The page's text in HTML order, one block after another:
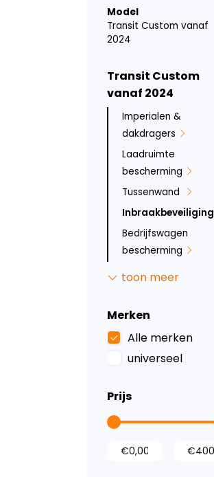
Model
Transit Custom vanaf
2024
Transit Custom
vanaf 2024
Imperialen &
dakdragers
Laadruimte
bescherming
Tussenwand
Inbraakbeveiliging
Bedrijfswagen
bescherming
Dak- en
Stoelhoezen en
zichtbaarheid
Accessoires
toon meer
Merken
Alle merken
universeel
Prijs